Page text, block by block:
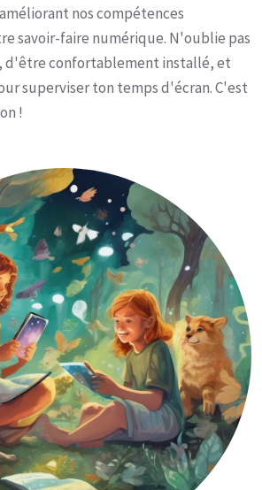
nos compétences
savoir-faire numérique. N'oublie pas
d'être confortablement installé, et
superviser ton temps d'écran. C'est
!